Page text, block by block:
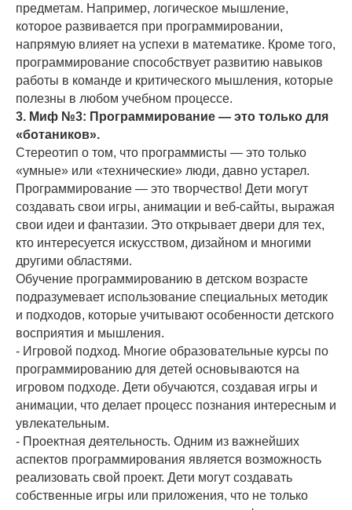
предметам. Например, логическое мышление,
которое развивается при программировании,
напрямую влияет на успехи в математике. Кроме того,
программирование способствует развитию навыков
работы в команде и критического мышления, которые
полезны в любом учебном процессе.
3. Миф №3: Программирование — это только для
«ботаников».
Стереотип о том, что программисты — это только
«умные» или «технические» люди, давно устарел.
Программирование — это творчество! Дети могут
создавать свои игры, анимации и веб-сайты, выражая
свои идеи и фантазии. Это открывает двери для тех,
кто интересуется искусством, дизайном и многими
другими областями.
Обучение программированию в детском возрасте
подразумевает использование специальных методик
и подходов, которые учитывают особенности детского
восприятия и мышления.
- Игровой подход. Многие образовательные курсы по
программированию для детей основываются на
игровом подходе. Дети обучаются, создавая игры и
анимации, что делает процесс познания интересным и
увлекательным.
- Проектная деятельность. Одним из важнейших
аспектов программирования является возможность
реализовать свой проект. Дети могут создавать
собственные игры или приложения, что не только